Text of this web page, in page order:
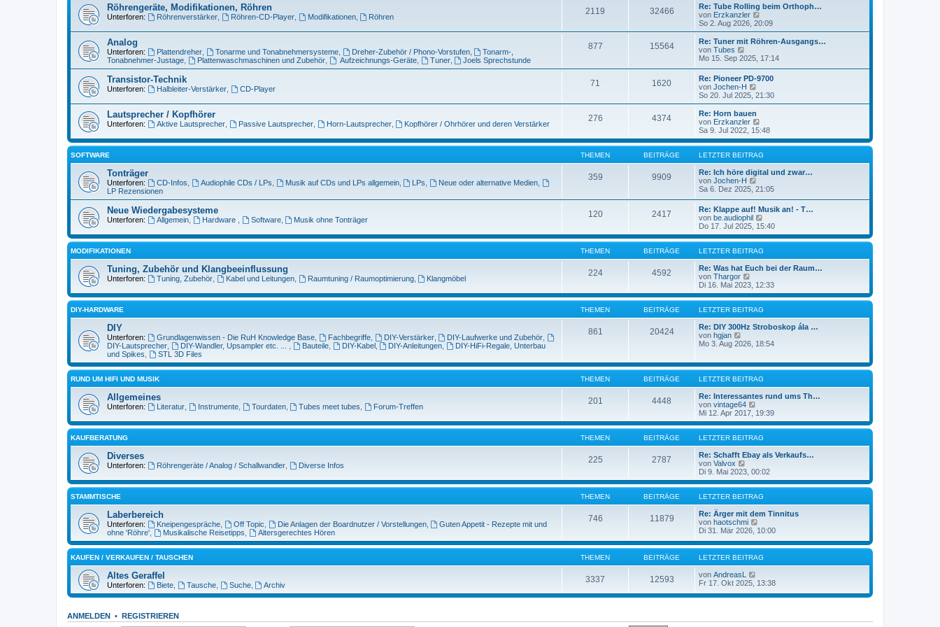
a
g
e
r
B
e
i
a
g
Röhrengeräte, Modifikationen, Röhren
Unterforen: Röhrenverstärker, Röhren-CD-Player, Modifikationen, Röhren
2119 32466
Re: Tube Rolling beim Orthoph…
von Erzkanzler
e
u
e
t
r
B
i
t
g
So 2. Aug 2026, 20:09
Analog
Unterforen: Plattendreher, Tonarme und Tonabnehmersysteme, Dreher-Zubehör / Phono-Vorstufen,
Tonarm-,
Tonabnehmer-Justage
Plattenwaschmaschinen und Zubehör, Aufzeichnungs-Geräte, Tuner, Joels Sprechstunde
877 15564
Re: Tuner mit Röhren-Ausgangs…
von Tubes
e
e
s
t
e
r
B
e
i
t
r
a
g
Mo 15. Sep 2025, 17:14
Transistor-Technik
Unterforen: Halbleiter-Verstärker, CD-Player
71 1620
Re: Pioneer PD-9700
von Jochen-H
e
u
s
t
r
B
e
i
r
g
So 20. Jul 2025, 21:30
Lautsprecher / Kopfhörer
Unterforen: Aktive Lautsprecher, Passive Lautsprecher, Horn-Lautsprecher, Kopfhörer / Ohrhörer und deren Verstärker
276 4374
Re: Horn bauen
von Erzkanzler
e
u
e
s
t
e
B
t
r
a
g
Sa 9. Jul 2022, 15:48
SOFTWARE THEMEN BEITRÄGE LETZTER BEITRAG
Tonträger
Unterforen: CD-Infos Audiophile CDs / LPs Musik auf CDs und LPs allgemein, LPs Neue oder alternative Medien
LP Rezensionen
359 9909
Re: Ich höre digital und zwar…
von Jochen-H
e
e
s
t
e
r
B
e
t
r
a
g
Sa 6. Dez 2025, 21:05
Neue Wiedergabesysteme
Unterforen: Allgemein, Hardware Software, Musik ohne Tonträger
120 2417
Re: Klappe auf! Musik an! - T…
von be.audiophil
e
u
e
t
e
B
e
i
r
a
Do 17. Jul 2025, 15:40
MODIFIKATIONEN THEMEN BEITRÄGE LETZTER BEITRAG
Tuning, Zubehör und Klangbeeinflussung
Unterforen: Tuning, Zubehör, Kabel und Leitungen, Raumtuning / Raumoptimierung, Klangmöbel
224 4592
Re: Was hat Euch bei der Raum…
von Thargor
e
u
e
s
t
e
B
t
r
g
Di 16. Mai 2023, 12:33
DIY-HARDWARE THEMEN BEITRÄGE LETZTER BEITRAG
DIY
Unterforen: Grundlagenwissen - Die RuH Knowledge Base, Fachbegriffe, DIY-Verstärker, DIY-Laufwerke und Zubehör
DIY-Lautsprecher
DIY-Wandler, Upsampler etc. ... Bauteile, DIY-Kabel, DIY-Anleitungen
DIY-HiFi-Regale, Unterbau
und Spikes
STL 3D Files
861 20424
Re: DIY 300Hz Stroboskop ála …
von hgjan
e
s
t
r
B
e
i
t
r
g
Mo 3. Aug 2026, 18:54
RUND UM HIFI UND MUSIK THEMEN BEITRÄGE LETZTER BEITRAG
Allgemeines
Unterforen: Literatur, Instrumente, Tourdaten, Tubes meet tubes Forum-Treffen
201 4448
Re: Interessantes rund ums Th…
von vintage64
e
u
e
s
t
e
B
e
i
t
r
a
g
Mi 12. Apr 2017, 19:39
KAUFBERATUNG THEMEN BEITRÄGE LETZTER BEITRAG
Diverses
Unterforen: Röhrengeräte / Analog / Schallwandler, Diverse Infos
225 2787
Re: Schafft Ebay als Verkaufs…
von Valvox
e
u
e
s
t
e
r
B
i
t
a
g
Di 9. Mai 2023, 00:02
STAMMTISCHE THEMEN BEITRÄGE LETZTER BEITRAG
Laberbereich
Unterforen: Kneipengespräche, Off Topic Die Anlagen der Boardnutzer / Vorstellungen,
Guten Appetit - Rezepte mit und
ohne 'Röhre'
Musikalische Reisetipps Altersgerechtes Hören
746 11879
Re: Ärger mit dem Tinnitus
von haotschmi
e
e
s
r
B
e
r
Di 31. Mär 2026, 10:00
KAUFEN / VERKAUFEN / TAUSCHEN THEMEN BEITRÄGE LETZTER BEITRAG
Altes Geraffel
Unterforen: Biete, Tausche, Suche, Archiv
3337 12593 von AndreasL
e
e
e
Fr 17. Okt 2025, 13:38
ANMELDEN • REGISTRIEREN